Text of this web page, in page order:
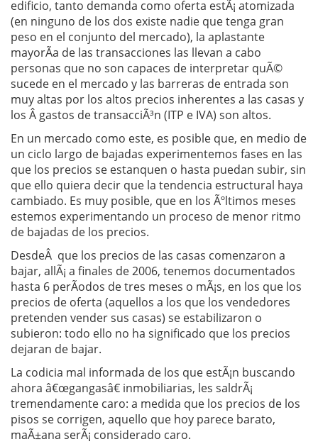
edificio, tanto demanda como oferta estÃ¡ atomizada
(en ninguno de los dos existe nadie que tenga gran
peso en el conjunto del mercado), la aplastante
mayorÃ­a de las transacciones las llevan a cabo
personas que no son capaces de interpretar quÃ©
sucede en el mercado y las barreras de entrada son
muy altas por los altos precios inherentes a las casas y
los Â gastos de transacciÃ³n (ITP e IVA) son altos.
En un mercado como este, es posible que, en medio de
un ciclo largo de bajadas experimentemos fases en las
que los precios se estanquen o hasta puedan subir, sin
que ello quiera decir que la tendencia estructural haya
cambiado. Es muy posible, que en los Ãºltimos meses
estemos experimentando un proceso de menor ritmo
de bajadas de los precios.
DesdeÂ que los precios de las casas comenzaron a
bajar, allÃ¡ a finales de 2006, tenemos documentados
hasta 6 perÃ­odos de tres meses o mÃ¡s, en los que los
precios de oferta (aquellos a los que los vendedores
pretenden vender sus casas) se estabilizaron o
subieron: todo ello no ha significado que los precios
dejaran de bajar.
La codicia mal informada de los que estÃ¡n buscando
ahora â€œgangasâ€ inmobiliarias, les saldrÃ¡
tremendamente caro: a medida que los precios de los
pisos se corrigen, aquello que hoy parece barato,
maÃ±ana serÃ¡ considerado caro.